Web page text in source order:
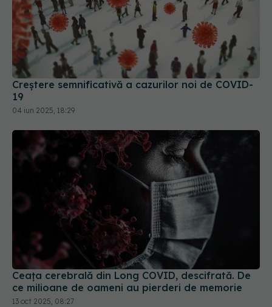
Creștere semnificativă a cazurilor noi de COVID-
19
04 iun 2025, 18:29
Ceața cerebrală din Long COVID, descifrată. De
ce milioane de oameni au pierderi de memorie
13 oct 2025, 08:27